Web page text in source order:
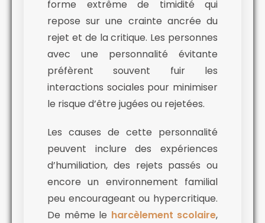
forme extrême de timidité qui
repose sur une crainte ancrée du
rejet et de la critique. Les personnes
avec une personnalité évitante
préfèrent souvent fuir les
interactions sociales pour minimiser
le risque d’être jugées ou rejetées.
Les causes de cette personnalité
peuvent inclure des expériences
d’humiliation, des rejets passés ou
encore un environnement familial
peu encourageant ou hypercritique.
De même le harcèlement scolaire,